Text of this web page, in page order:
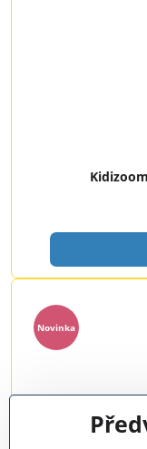
Novinka